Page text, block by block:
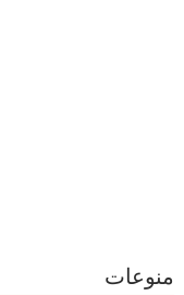
منوعات